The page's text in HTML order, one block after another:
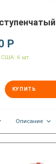
Р
США: 6 шт.
КУПИТЬ
Описание